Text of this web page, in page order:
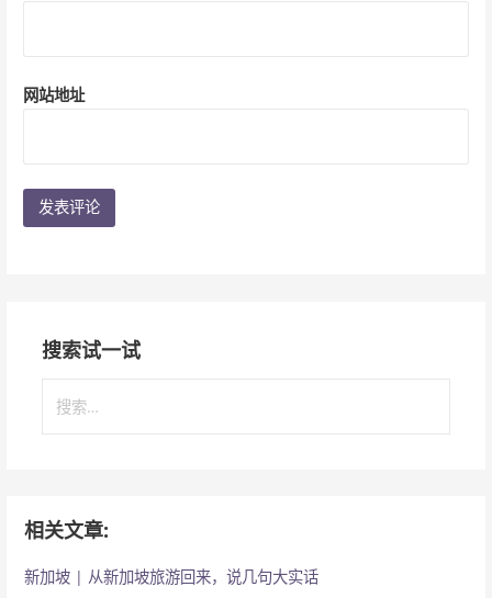
网站地址
搜索试一试
索
相关文章:
新加坡 | 从新加坡旅游回来，说几句大实话